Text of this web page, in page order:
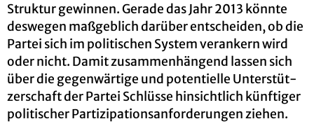
Struk­tur ge­win­nen. Ge­ra­de das Jahr 2013 könn­te
des­we­gen ma­ß­geb­lich dar­über ent­schei­den, ob die
Par­tei sich im po­li­ti­schen Sys­tem ver­an­kern wird
oder nicht. Damit zu­sam­men­hän­gend las­sen sich
über die ge­gen­wär­ti­ge und po­ten­ti­el­le Un­ter­stüt­
zer­schaft der Par­tei Schlüs­se hin­sicht­lich künf­ti­ger
po­li­ti­scher Par­ti­zi­pa­ti­ons­an­for­de­run­gen zie­hen.